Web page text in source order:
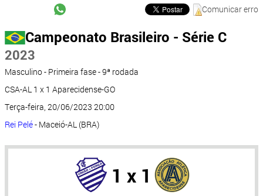
Comunicar erro
Campeonato Brasileiro - Série C
2023
Masculino - Primeira fase - 9ª rodada
CSA-AL 1 x 1 Aparecidense-GO
Terça-feira, 20/06/2023 20:00
Rei Pelé- Maceió-AL (BRA)
1 x 1